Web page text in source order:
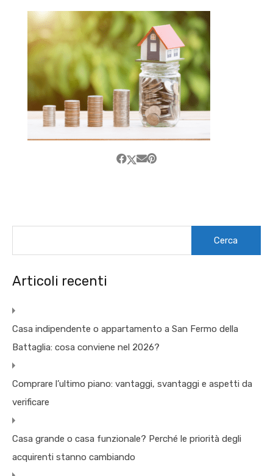
Articoli recenti
Casa indipendente o appartamento a San Fermo della
Battaglia: cosa conviene nel 2026?
Comprare l’ultimo piano: vantaggi, svantaggi e aspetti da
verificare
Casa grande o casa funzionale? Perché le priorità degli
acquirenti stanno cambiando